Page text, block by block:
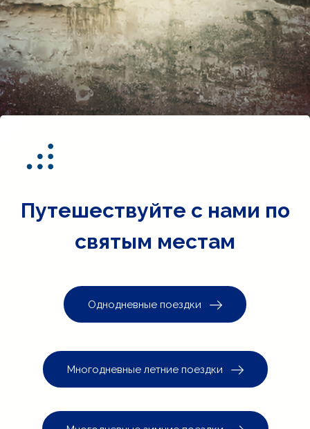
Путешествуйте с нами по
святым местам
Однодневные поездки
Многодневные летние поездки